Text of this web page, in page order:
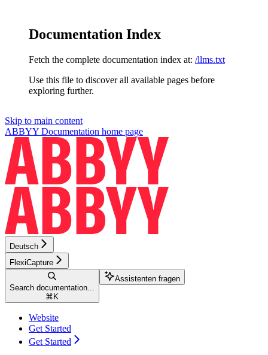
Documentation Index
Fetch the complete documentation index at: /llms.txt
Use this file to discover all available pages before
exploring further.
Skip to main content
ABBYY Documentation home page
Deutsch
FlexiCapture
Search documentation...
⌘ K
Assistenten fragen
Website
Get Started
Get Started